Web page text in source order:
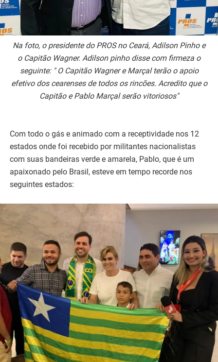
Na foto, o presidente do PROS no Ceará, Adilson Pinho e
o Capitão Wagner. Adilson pinho disse com firmeza o
seguinte: " O Capitão Wagner e Marçal terão o apoio
efetivo dos cearenses de todos os rincões. Acredito que o
Capitão e Pablo Marçal serão vitoriosos"
Com todo o gás e animado com a receptividade nos 12
estados onde foi recebido por militantes nacionalistas
com suas bandeiras verde e amarela, Pablo, que é um
apaixonado pelo Brasil, esteve em tempo recorde nos
seguintes estados: